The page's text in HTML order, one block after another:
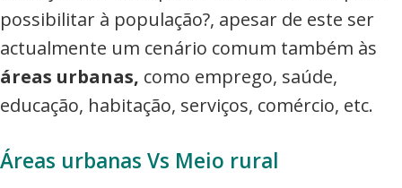
possibilitar à população?, apesar de este ser
actualmente um cenário comum também às
áreas urbanas, como emprego, saúde,
educação, habitação, serviços, comércio, etc.
Áreas urbanas Vs Meio rural